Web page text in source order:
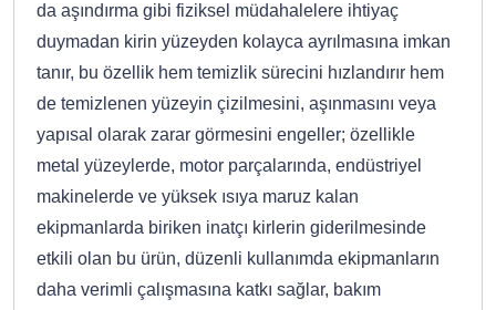
da aşındırma gibi fiziksel müdahalelere ihtiyaç
duymadan kirin yüzeyden kolayca ayrılmasına imkan
tanır, bu özellik hem temizlik sürecini hızlandırır hem
de temizlenen yüzeyin çizilmesini, aşınmasını veya
yapısal olarak zarar görmesini engeller; özellikle
metal yüzeylerde, motor parçalarında, endüstriyel
makinelerde ve yüksek ısıya maruz kalan
ekipmanlarda biriken inatçı kirlerin giderilmesinde
etkili olan bu ürün, düzenli kullanımda ekipmanların
daha verimli çalışmasına katkı sağlar, bakım